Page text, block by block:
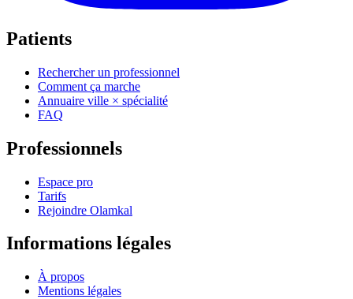
Patients
Rechercher un professionnel
Comment ça marche
Annuaire ville × spécialité
FAQ
Professionnels
Espace pro
Tarifs
Rejoindre Olamkal
Informations légales
À propos
Mentions légales